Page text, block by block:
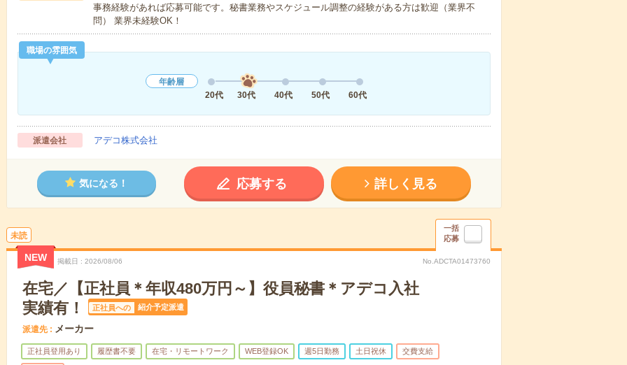
事務経験があれば応募可能です。秘書業務やスケジュール調整の経験がある方は歓迎（業界不
問） 業界未経験OK！
職場の雰囲気
年齢層
20代
30代 40代 50代 60代
派遣会社 アデコ株式会社
気になる！ 応募する 詳しく見る
未読
一括
応募
NEW 掲載日 2026/08/06 No.ADCTA01473760
在宅／【正社員＊年収480万円～】役員秘書＊アデコ入社
実績有！
正社員への 紹介予定派遣
派遣先 メーカー
正社員登用あり 履歴書不要 在宅・リモートワーク WEB登録OK 週5日勤務 土日祝休 交費支給